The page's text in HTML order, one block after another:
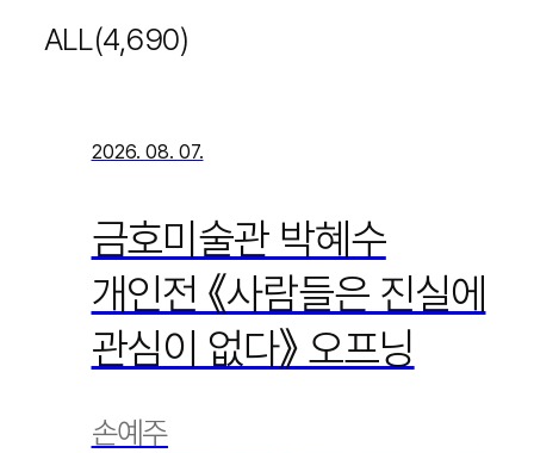
ALL(4,690)
2026. 08. 07.
금호미술관 박혜수
개인전 《사람들은 진실에
관심이 없다》 오프닝
손예주